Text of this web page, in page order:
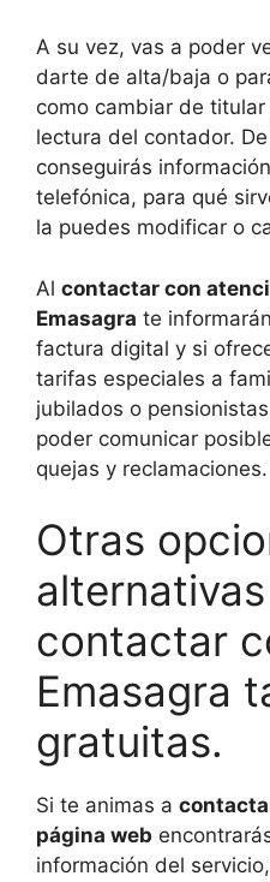
A su vez, vas a poder
darte de alta/baja o
como cambiar de
lectura del contador.
conseguirás
telefónica, para qué
la puedes modificar o
Al contactar con
Emasagra te
factura digital y si
tarifas especiales a
jubilados o
poder comunicar
quejas y reclamaciones.
Otras
contactar
Emasagra
gratuitas.
Si te animas a
página web
información del